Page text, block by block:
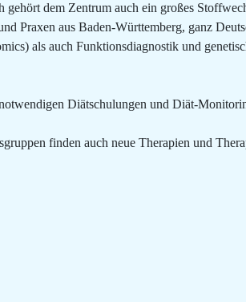
dem Zentrum auch ein großes
Praxen aus Baden-Württemberg, ganz
als auch Funktionsdiagnostik und
Diätschulungen und Diät-
finden auch neue Therapien und